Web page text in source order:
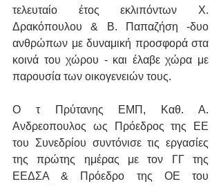
τελευταίο έτος εκλιπόντων Χ.
Δρακόπουλου & Β. Παπαζήση -δυο
ανθρώπων με δυναμική προσφορά στα
κοινά του χώρου - και έλαβε χώρα με
παρουσία των οικογενειών τους.
Ο τ Πρύτανης ΕΜΠ, Καθ. Α.
Ανδρεοπουλος ως Πρόεδρος της ΕΕ
του Συνεδρίου συντόνισε τις εργασίες
της πρώτης ημέρας με τον ΓΓ της
ΕΕΔΣΑ & Πρόεδρο της ΟΕ του